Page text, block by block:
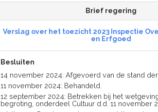
Brief regering
Verslag over het toezicht 2023 Inspectie
en Erfgoed
Besluiten
14 november 2024: Afgevoerd van de stand
11 november 2024: Behandeld.
12 september 2024: Betrekken bij het
begroting, onderdeel Cultuur d.d. 11 november